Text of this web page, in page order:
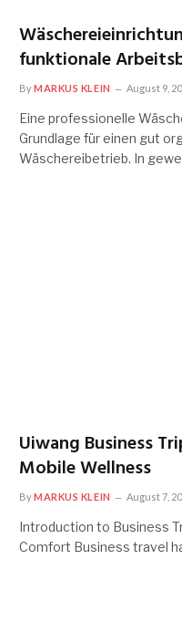
funktionale
ByMARKUS KLEIN August 9,
Eine professionelle
Grundlage für einen gut
Wäschereibetrieb. In
Uiwang Business
Mobile Wellness
ByMARKUS KLEIN August 7,
Introduction to Business
Comfort Business travel